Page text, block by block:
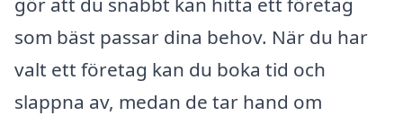
som bäst passar dina behov. När du har
valt ett företag kan du boka tid och
slappna av, medan de tar hand om